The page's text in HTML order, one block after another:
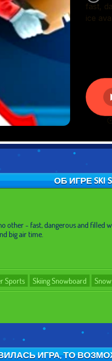
ОБ ИГРЕ SKI
other - fast, dangerous and filled
big air time.
Sports Skiing Snowboard Snow
ИГРА, ТО